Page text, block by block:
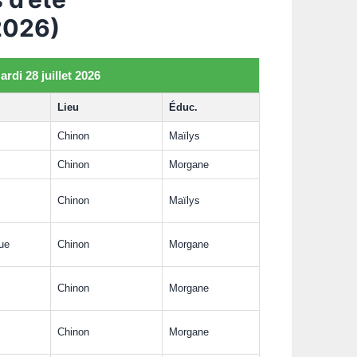
28 juillet 2026
Lieu Éduc.
Chinon Maïlys
Chinon Morgane
Chinon Maïlys
Chinon Morgane
Chinon Morgane
Chinon Morgane